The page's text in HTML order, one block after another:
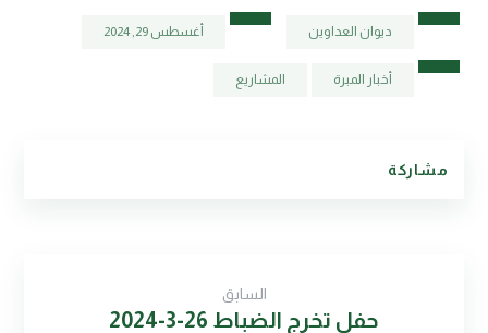
ديوان العداوين أغسطس 29, 2024
أخبار المبرة المشاريع
السابق
حفل تخرج الضباط 26-3-2024